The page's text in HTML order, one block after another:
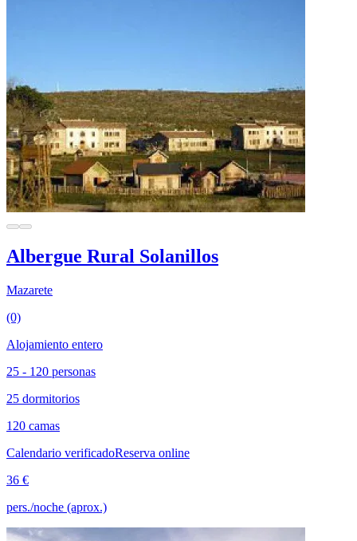
Albergue Rural Solanillos
Mazarete
(0)
Alojamiento entero
25 - 120 personas
25 dormitorios
120 camas
Calendario verificadoReserva online
36 €
pers./noche (aprox.)